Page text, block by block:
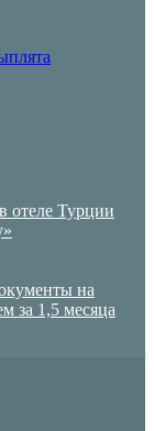
отеле Турции
на
за 1,5 месяца